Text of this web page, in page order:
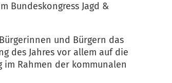
Bundeskongress Jagd &
und Bürgern das
des Jahres vor allem auf die
Rahmen der kommunalen